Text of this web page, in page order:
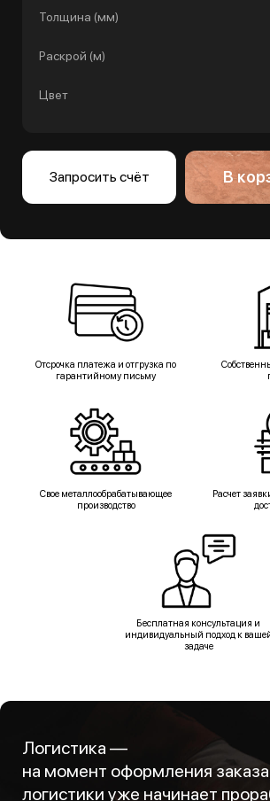
Толщина (мм)
Раскрой (м)
Цвет
Запросить счёт В
Отсрочка платежа и отгрузка по
гарантийному письму
Свое металлообрабатывающее
производство
Расчет
Бесплатная консультация и
индивидуальный подход к
задаче
Логистика —
на момент оформления
логистики уже начинает